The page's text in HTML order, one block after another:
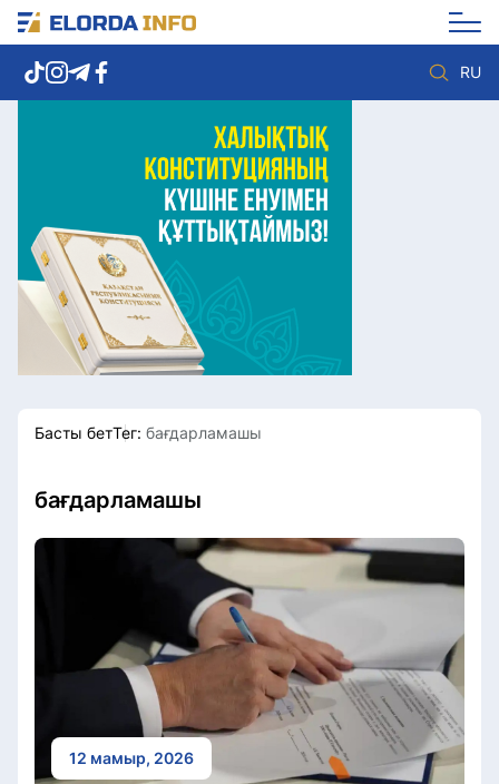
RU
Елорда жаңалықтары
Көзқарас
Саясат
Видео
Әлеумет
Экономика
Спорт
Мәдениет
Басты бетТег: бағдарламашы
бағдарламашы
12 мамыр, 2026